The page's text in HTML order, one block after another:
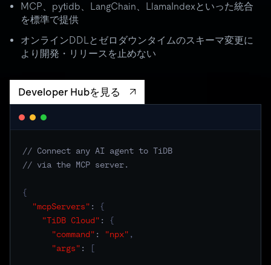
agent_background quota: 500 RU/s
â— idle
MCP、pytidb、LangChain、LlamaIndexといった統合
を標準で提供
オンラインDDLとゼロダウンタイムのスキーマ変更に
より開発・リリースを止めない
Developer Hubを見る
// Connect any AI agent to TiDB
// via the MCP server.
{
"mcpServers" :
{
"TiDB Cloud" :
{
"command" : "npx" ,
"args" :
[